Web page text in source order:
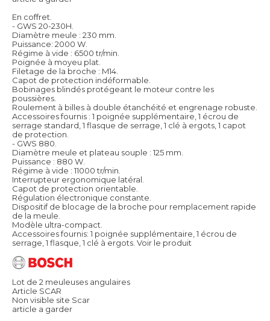
En coffret.
- GWS 20-230H.
Diamètre meule : 230 mm.
Puissance: 2000 W.
Régime à vide : 6500 tr/min.
Poignée à moyeu plat.
Filetage de la broche : M14.
Capot de protection indéformable.
Bobinages blindés protégeant le moteur contre les
poussières.
Roulement à billes à double étanchéité et engrenage robuste.
Accessoires fournis : 1 poignée supplémentaire, 1 écrou de
serrage standard, 1 flasque de serrage, 1 clé à ergots, 1 capot
de protection.
- GWS 880.
Diamètre meule et plateau souple : 125 mm.
Puissance : 880 W.
Régime à vide : 11000 tr/min.
Interrupteur ergonomique latéral.
Capot de protection orientable.
Régulation électronique constante.
Dispositif de blocage de la broche pour remplacement rapide
de la meule.
Modèle ultra-compact.
Accessoires fournis: 1 poignée supplémentaire, 1 écrou de
serrage, 1 flasque, 1 clé à ergots. Voir le produit
Lot de 2 meuleuses angulaires
Article SCAR
Non visible site Scar
article a garder